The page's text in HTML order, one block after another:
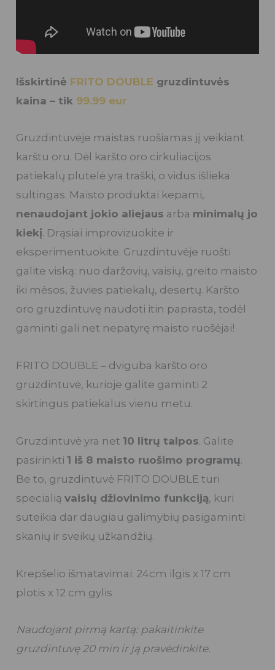
Išskirtinė FRITO DOUBLE gruzdintuvės
kaina – tik 99.99 eur
Gruzdintuvėje maistas ruošiamas jį veikiant
karštu oru. Dėl karšto oro cirkuliacijos
patiekalų plutelė yra traški, o vidus išlieka
sultingas. Maisto produktai kepami,
nenaudojant jokio aliejaus arba minimalų jo
kiekį. Drąsiai improvizuokite ir
eksperimentuokite. Gruzdintuvėje ruošti
galite viską: nuo daržovių, vaisių, greito maisto
iki mėsos, žuvies patiekalų, desertų. Karšto
oro gruzdintuvę naudoti itin paprasta, todėl
gaminti gali net nepatyrę maisto ruošėjai!
FRITO DOUBLE – dviguba karšto oro
gruzdintuvė, kurioje galite gaminti 2
skirtingus patiekalus vienu metu.
Gruzdintuvė yra net10 litrų talpos. Galite
pasirinkti1 iš 8 maisto ruošimo programų.
Be to, gruzdintuvė FRITO DOUBLE turi
specialiąvaisių džiovinimo funkciją, kuri
suteikia dar daugiau galimybių pasigaminti
skanių ir sveikų užkandžių.
Krepšelio išmatavimai: 24cm ilgis x 17 cm
plotis x 12 cm gylis
Naudojant pirmą kartą: pakaitinkite
gruzdintuvę 20 min ir ją pravėdinkite.